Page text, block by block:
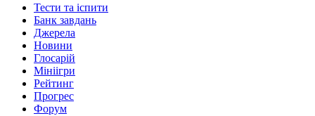
Тести та іспити
Банк завдань
Джерела
Новини
Глосарій
Мініігри
Рейтинг
Прогрес
Форум